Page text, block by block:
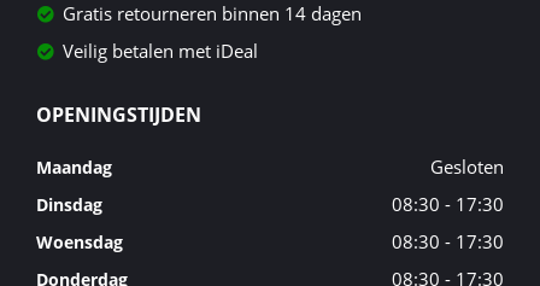
Gratis retourneren binnen 14 dagen
Veilig betalen met iDeal
OPENINGSTIJDEN
Maandag Gesloten
Dinsdag 08:30 - 17:30
Woensdag 08:30 - 17:30
Donderdag 08:30 - 17:30